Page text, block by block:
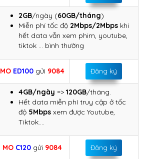
2GB/ngày (60GB/tháng)
Miễn phí tốc độ 2Mbps/2Mbps khi
hết data vẫn xem phim, youtube,
tiktok … bình thường
MO ED100 gửi 9084 Đăng ký
4GB/ngày => 120GB/tháng.
Hết data miễn phí truy cập ở tốc
độ 5Mbps xem được Youtube,
Tiktok….
MO C120 gửi 9084 Đăng ký